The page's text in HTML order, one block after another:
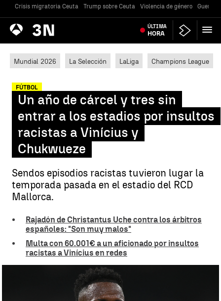
Crisis migratoria Ceuta Trump sobre Ceuta Violencia de género Guerra
Antena
3 Noticias ÚLTIMA
HORA
Mundial 2026 La Selección LaLiga Champions League
FÚTBOL
Un año de cárcel y tres sin
entrar a los estadios por insultos
racistas a Vinícius y
Chukwueze
Sendos episodios racistas tuvieron lugar la
temporada pasada en el estadio del RCD
Mallorca.
Rajadón de Christantus Uche contra los árbitros
españoles: "Son muy malos"
Multa con 60.001€ a un aficionado por insultos
racistas a Vinícius en redes
Sentencia ejemplar en el fútbol español por insultos racistas |